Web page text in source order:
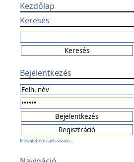
Kezdőlap
Keresés
Bejelentkezés
Elfelejtettem a jelszavam...